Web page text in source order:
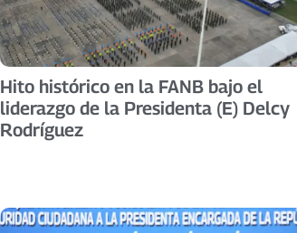
Hito histórico en la FANB bajo el
liderazgo de la Presidenta (E) Delcy
Rodríguez